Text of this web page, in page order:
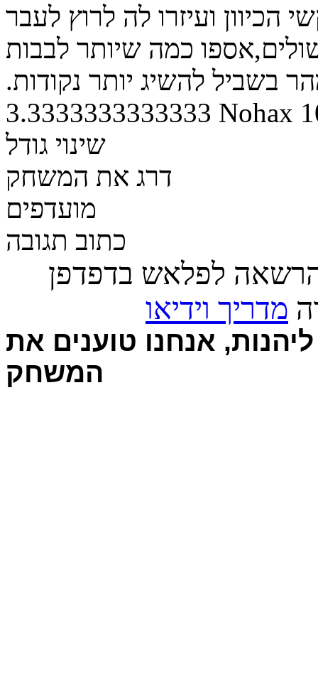
ועיזרו לה לרוץ לעבר
כמה שיותר לבבות
בשביל להשיג יותר נקודות.
3.3333333333333 Nohax
שינוי גודל
דרג את המשחק
מועדפים
כתוב תגובה
לפלאש בדפדפן
מדריך וידיאו
אנחנו טוענים את
המשחק